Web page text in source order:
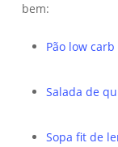
bem:
Pão low
Salada de
Sopa fit de